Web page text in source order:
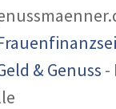
& Genuss -